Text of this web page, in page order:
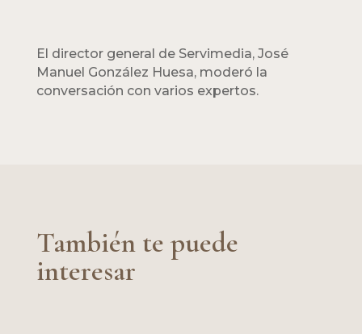
El director general de Servimedia, José
Manuel González Huesa, moderó la
conversación con varios expertos.
También te puede
interesar